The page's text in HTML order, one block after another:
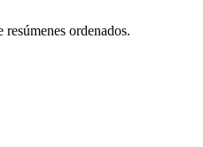
ordenados.